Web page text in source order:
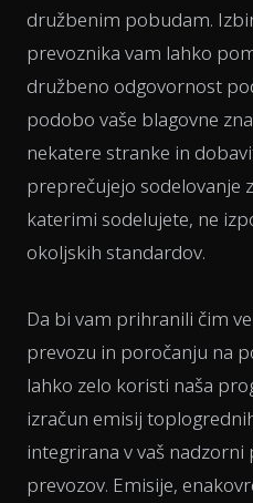
družbenim pobudam.
prevoznika vam lahko
družbeno odgovornost
podobo vaše blagovne
nekatere stranke in
preprečujejo sodelovanje
katerimi sodelujete, ne
okoljskih standardov.
Da bi vam prihranili čim
prevozu in poročanju na
lahko zelo koristi naša
izračun emisij
integrirana v vaš nadzorni
prevozov. Emisije,